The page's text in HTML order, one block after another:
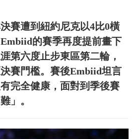
賽遭到紐約尼克以4比0橫
的賽季再度提前畫下
第六度止步東區第二輪，
賽門檻。賽後Embiid坦言
完全健康，面對到季後賽
」。